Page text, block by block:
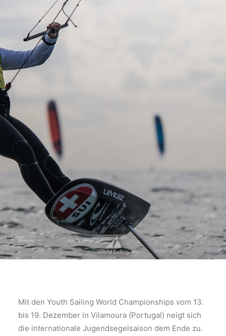
Mit den Youth Sailing World Championships vom 13.
bis 19. Dezember in Vilamoura (Portugal) neigt sich
die internationale Jugendsegelsaison dem Ende zu.